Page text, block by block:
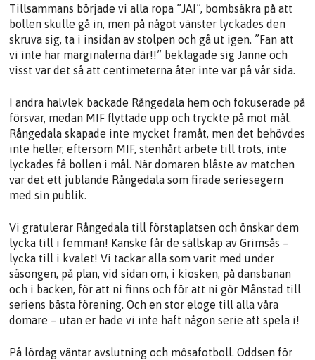
Tillsammans började vi alla ropa ”JA!”, bombsäkra på att
bollen skulle gå in, men på något vänster lyckades den
skruva sig, ta i insidan av stolpen och gå ut igen. ”Fan att
vi inte har marginalerna där!!” beklagade sig Janne och
visst var det så att centimeterna åter inte var på vår sida.
I andra halvlek backade Rångedala hem och fokuserade på
försvar, medan MIF flyttade upp och tryckte på mot mål.
Rångedala skapade inte mycket framåt, men det behövdes
inte heller, eftersom MIF, stenhårt arbete till trots, inte
lyckades få bollen i mål. När domaren blåste av matchen
var det ett jublande Rångedala som firade seriesegern
med sin publik.
Vi gratulerar Rångedala till förstaplatsen och önskar dem
lycka till i femman! Kanske får de sällskap av Grimsås –
lycka till i kvalet! Vi tackar alla som varit med under
säsongen, på plan, vid sidan om, i kiosken, på dansbanan
och i backen, för att ni finns och för att ni gör Månstad till
seriens bästa förening. Och en stor eloge till alla våra
domare – utan er hade vi inte haft någon serie att spela i!
På lördag väntar avslutning och môsafotboll. Oddsen för